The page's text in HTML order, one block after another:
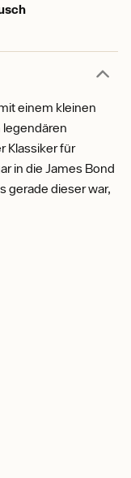
einem kleinen
Klassiker für
in die James Bond
gerade dieser war,